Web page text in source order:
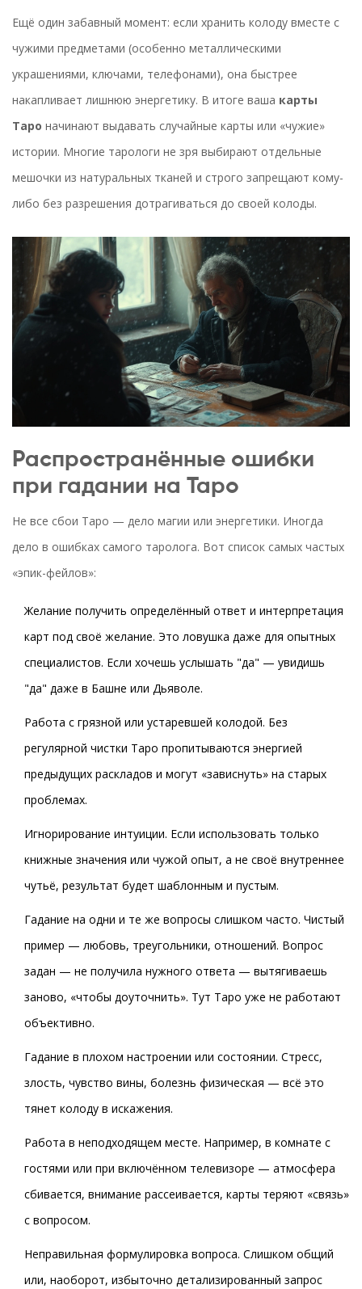
Ещё один забавный момент: если хранить колоду вместе с
чужими предметами (особенно металлическими
украшениями, ключами, телефонами), она быстрее
накапливает лишнюю энергетику. В итоге ваша карты
Таро начинают выдавать случайные карты или «чужие»
истории. Многие тарологи не зря выбирают отдельные
мешочки из натуральных тканей и строго запрещают кому-
либо без разрешения дотрагиваться до своей колоды.
Распространённые ошибки
при гадании на Таро
Не все сбои Таро — дело магии или энергетики. Иногда
дело в ошибках самого таролога. Вот список самых частых
«эпик-фейлов»:
Желание получить определённый ответ и интерпретация
карт под своё желание. Это ловушка даже для опытных
специалистов. Если хочешь услышать "да" — увидишь
"да" даже в Башне или Дьяволе.
Работа с грязной или устаревшей колодой. Без
регулярной чистки Таро пропитываются энергией
предыдущих раскладов и могут «зависнуть» на старых
проблемах.
Игнорирование интуиции. Если использовать только
книжные значения или чужой опыт, а не своё внутреннее
чутьё, результат будет шаблонным и пустым.
Гадание на одни и те же вопросы слишком часто. Чистый
пример — любовь, треугольники, отношений. Вопрос
задан — не получила нужного ответа — вытягиваешь
заново, «чтобы доуточнить». Тут Таро уже не работают
объективно.
Гадание в плохом настроении или состоянии. Стресс,
злость, чувство вины, болезнь физическая — всё это
тянет колоду в искажения.
Работа в неподходящем месте. Например, в комнате с
гостями или при включённом телевизоре — атмосфера
сбивается, внимание рассеивается, карты теряют «связь»
с вопросом.
Неправильная формулировка вопроса. Слишком общий
или, наоборот, избыточно детализированный запрос